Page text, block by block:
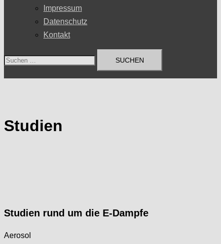
Impressum
Datenschutz
Kontakt
Suchen
Studien
Studien rund um die E-Dampfe
Aerosol